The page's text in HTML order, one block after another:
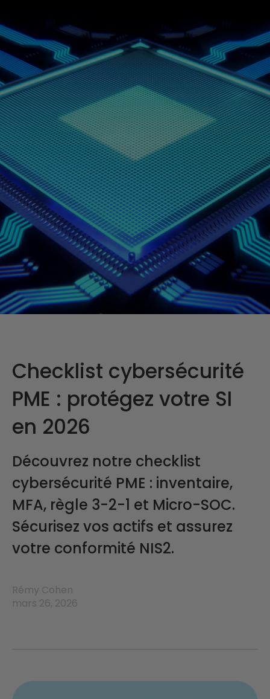
Checklist cybersécurité
PME : protégez votre SI
en 2026
Découvrez notre checklist
cybersécurité PME : inventaire,
MFA, règle 3-2-1 et Micro-SOC.
Sécurisez vos actifs et assurez
votre conformité NIS2.
Rémy Cohen
mars 26, 2026